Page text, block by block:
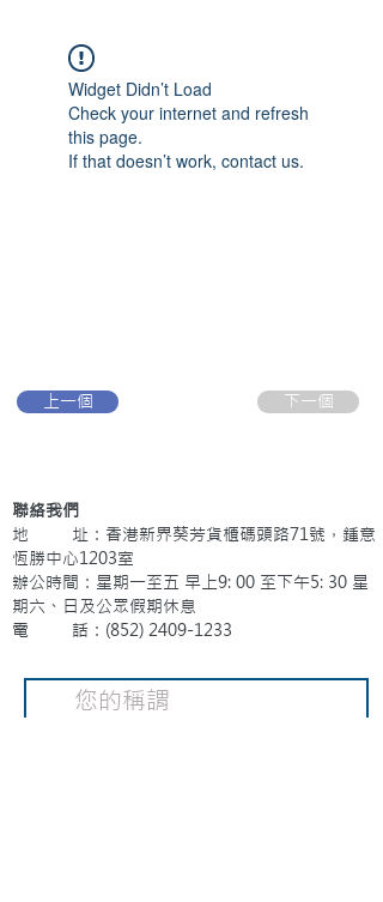
Widget Didn’t Load
Check your internet and refresh
this page.
If that doesn’t work, contact us.
上一個 下一個
聯絡我們
地 址：香港新界葵芳貨櫃碼頭路71號，鍾意
恆勝中心1203室
辦公時間：星期一至五 早上9: 00 至下午5: 30 星
期六、日及公眾假期休息
電 話：(852) 2409-1233